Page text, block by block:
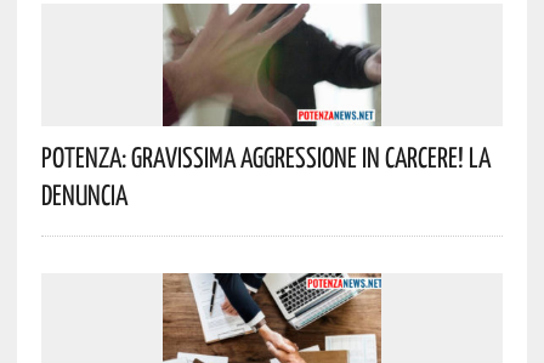
Potenza: Gravissima Aggressione In Carcere! La
Denuncia